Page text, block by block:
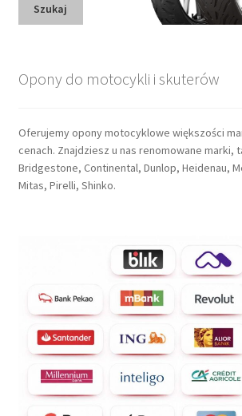
Szukaj
Opony do motocykli i skuterów
Oferujemy opony motocyklowe większości
cenach. Znajdziesz u nas renomowane marki,
Bridgestone, Continental, Dunlop, Heidenau,
Mitas, Pirelli, Shinko.